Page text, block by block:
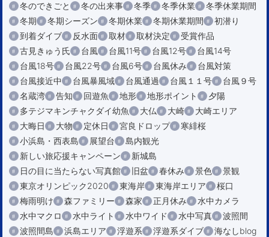
冬のできごと
冬の出来事 冬季 冬季休業
冬季休業期間
冬期
冬期シーズン 冬期休業 冬期休業期間
初潜り
到着ダイブ
反水面 取材 取材決定
受賞作品
古見きゅう氏
台風 台風11号 台風12号
台風14号
台風18号
台風22号 台風6号 台風休み
台風対策
台風接近中
台風暴風域 台風通過 台風１１号
台風９号
名蔵湾
告知 回遊魚 地形 地形ポイント
夕陽
多テジマキンチャクダイ幼魚
大仏 大崎
大崎エリア
大晦日
大物 定休日 宮良ドロップ
寒緋桜
小浜島・西表島
展望台
島内観光
新しい旅応援キャンペーン
新城島
日の目に当たらない写真館
旧盆 春休み 景色
景観
東京オリンピック2020
東海岸 東海岸エリア
桜口
梅雨明け
森ファミリー 森家 正月休み
水中カメラ
水中マクロ
水中ライト 水中ワイド 水中写真
波照間
波照間島
浜島エリア 浮遊系 浮遊系ダイブ
海なしblog